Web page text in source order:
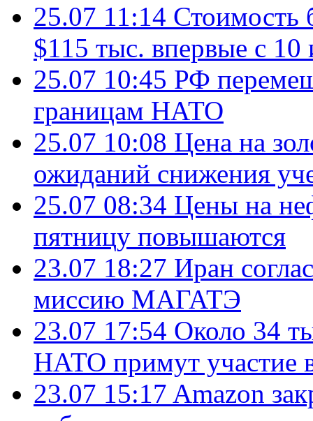
25.07 11:14 Стоимость
$115 тыс. впервые с 10
25.07 10:45 РФ
границам НАТО
25.07 10:08 Цена на
ожиданий снижения
25.07 08:34 Цены на
пятницу повышаются
23.07 18:27 Иран
миссию МАГАТЭ
23.07 17:54 Около 34
НАТО примут участие
23.07 15:17 Amazon